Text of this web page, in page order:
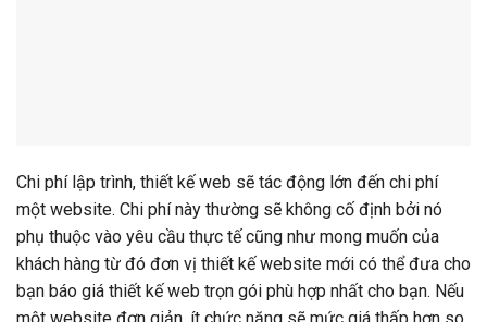
Chi phí lập trình, thiết kế web sẽ tác động lớn đến chi phí
một website. Chi phí này thường sẽ không cố định bởi nó
phụ thuộc vào yêu cầu thực tế cũng như mong muốn của
khách hàng từ đó đơn vị thiết kế website mới có thể đưa cho
bạn báo giá thiết kế web trọn gói phù hợp nhất cho bạn. Nếu